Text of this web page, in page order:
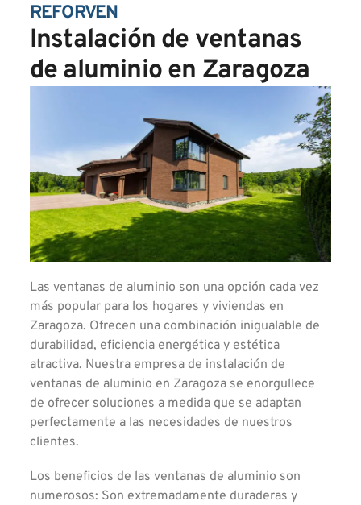
REFORVEN
Instalación de ventanas
de aluminio en Zaragoza
Las ventanas de aluminio son una opción cada vez
más popular para los hogares y viviendas en
Zaragoza. Ofrecen una combinación inigualable de
durabilidad, eficiencia energética y estética
atractiva. Nuestra empresa de instalación de
ventanas de aluminio en Zaragoza se enorgullece
de ofrecer soluciones a medida que se adaptan
perfectamente a las necesidades de nuestros
clientes.
Los beneficios de las ventanas de aluminio son
numerosos: Son extremadamente duraderas y